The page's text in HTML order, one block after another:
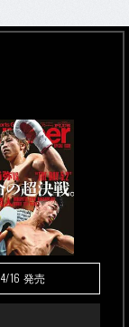
4/16 発売